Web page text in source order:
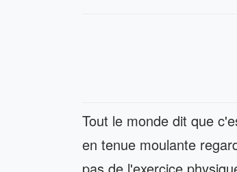
Tout le monde dit que
en tenue moulante